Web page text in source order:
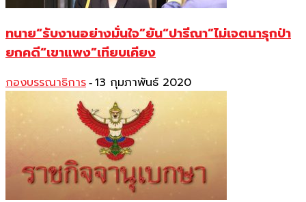
ทนาย“รับงานอย่างมั่นใจ”ยัน“ปารีณา”ไม่เจตนารุกป่า
ยกคดี“เขาแพง”เทียบเคียง
กองบรรณาธิการ - 13 กุมภาพันธ์ 2020